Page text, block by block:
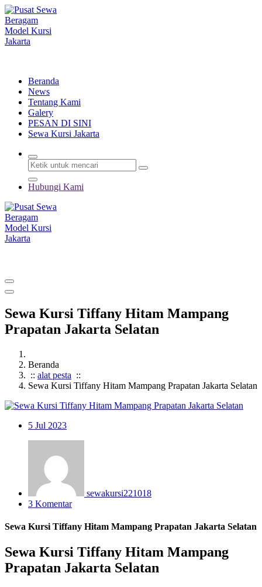
Lewati
ke
konten
Beranda
News
Tentang Kami
Galery
PESAN DI SINI
Sewa Kursi Jakarta
Hubungi Kami
Sewa Kursi Tiffany Hitam Mampang
Prapatan Jakarta Selatan
Beranda
:: alat pesta ::
Sewa Kursi Tiffany Hitam Mampang Prapatan Jakarta Selatan
5 Jul 2023
sewakursi221018
3 Komentar
Sewa Kursi Tiffany Hitam Mampang Prapatan Jakarta Selatan
Sewa Kursi Tiffany Hitam Mampang
Prapatan Jakarta Selatan